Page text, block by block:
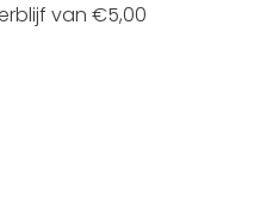
van €5,00